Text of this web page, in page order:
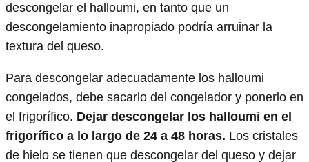
descongelar el halloumi, en tanto que un
descongelamiento inapropiado podría arruinar la
textura del queso.
Para descongelar adecuadamente los halloumi
congelados, debe sacarlo del congelador y ponerlo en
el frigorífico. Dejar descongelar los halloumi en el
frigorífico a lo largo de 24 a 48 horas. Los cristales
de hielo se tienen que descongelar del queso y dejar